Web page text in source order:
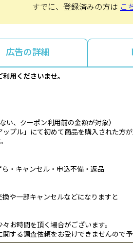
すでに、登録済みの方は こ
広告の詳細
用くださいませ。
い、クーポン利用前の金額が対象）
プル」にて初めて商品を購入された方が
・キャンセル・申込不備・返品
や一部キャンセルなどになりますと
お時間を頂く場合がございます。
する調査依頼をお受けできませんので予